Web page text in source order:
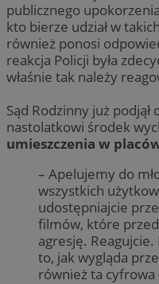
publicznego
kto bierze udział w
również ponosi
reakcja Policji była
właśnie tak należy
Sąd Rodzinny już podjął
nastolatkowi środek
umieszczenia w
– Apelujemy do
wszystkich
udostępniajcie
filmów, które
agresję. Reagujcie.
to, jak wygląda
również ta cyfrowa